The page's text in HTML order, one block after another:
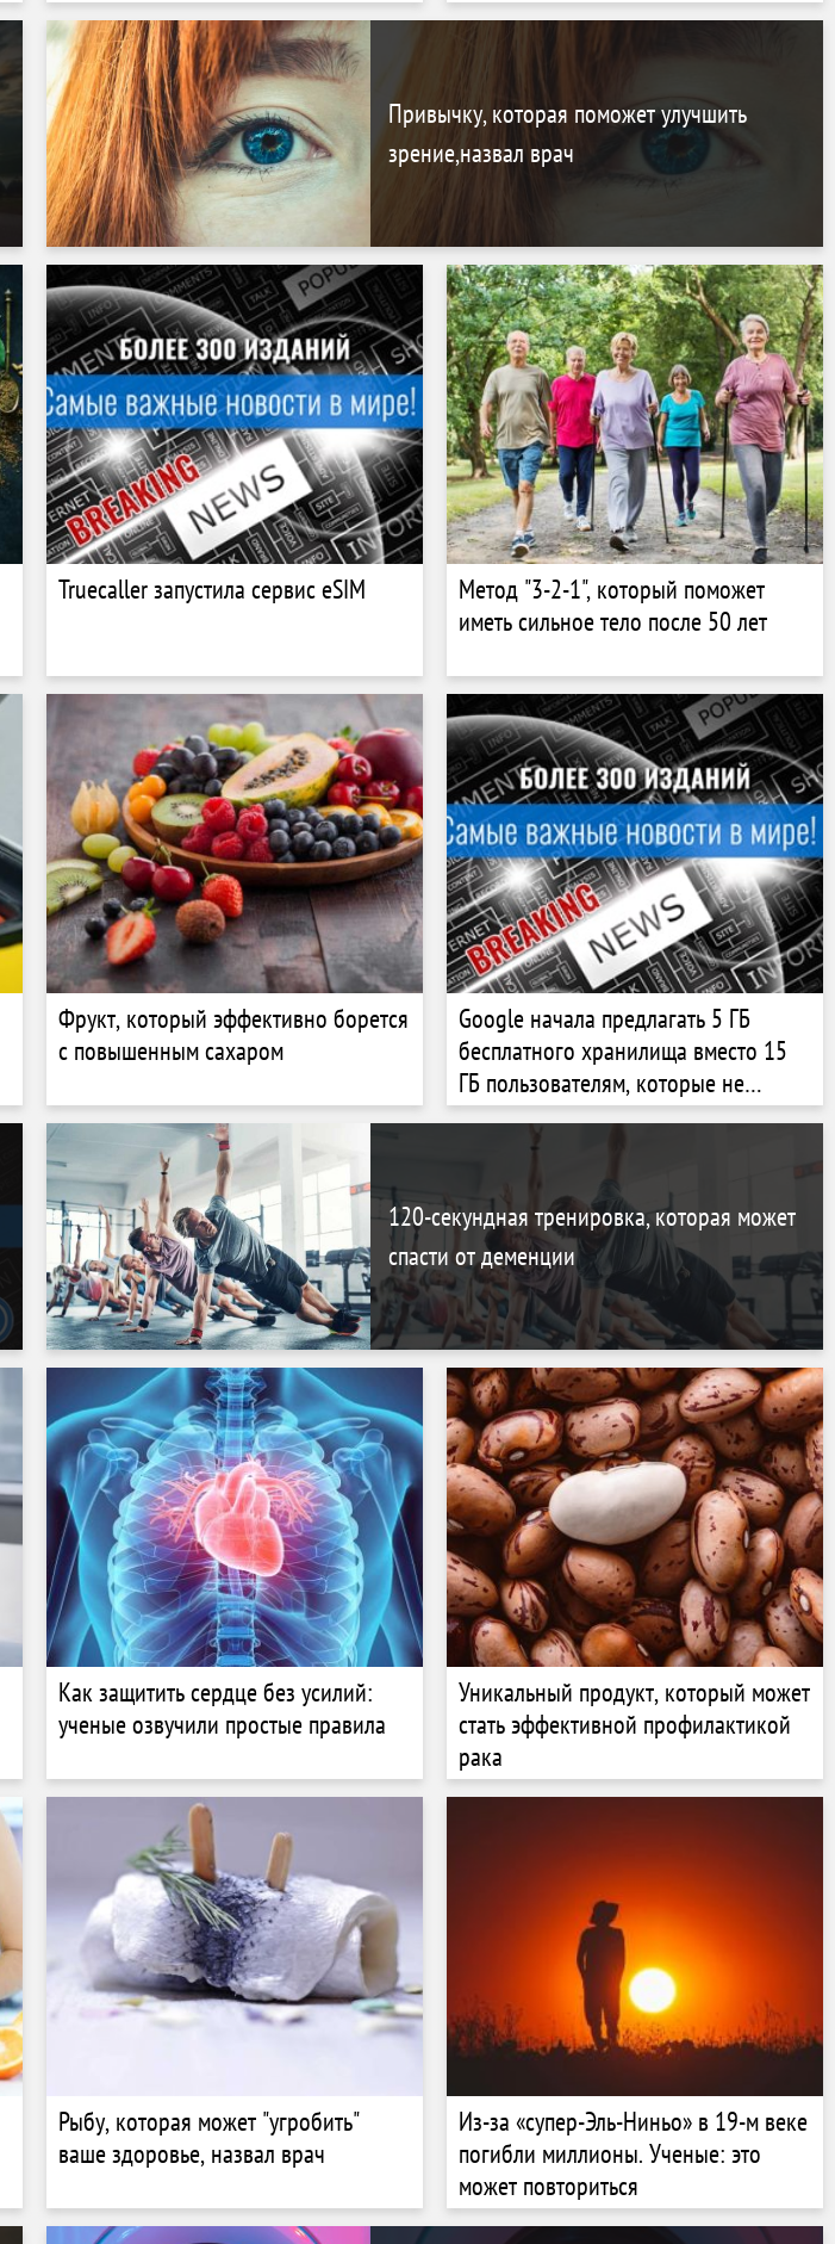
Привычку, которая поможет улучшить
зрение,назвал врач
Truecaller запустила сервис eSIM
Метод "3-2-1", который поможет
иметь сильное тело после 50 лет
Фрукт, который эффективно борется
с повышенным сахаром
Google начала предлагать 5 ГБ
бесплатного хранилища вместо 15
ГБ пользователям, которые не
привязали свой номер телефона
120-секундная тренировка, которая может
спасти от деменции
Как защитить сердце без усилий:
ученые озвучили простые правила
Уникальный продукт, который может
стать эффективной профилактикой
рака
Рыбу, которая может "угробить"
ваше здоровье, назвал врач
Из-за «супер-Эль-Ниньо» в 19-м веке
погибли миллионы. Ученые: это
может повториться